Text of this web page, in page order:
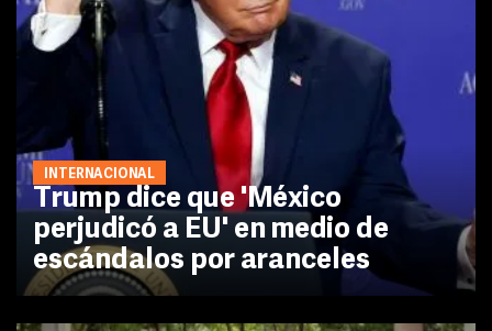
INTERNACIONAL
Trump dice que 'México
perjudicó a EU' en medio de
escándalos por aranceles